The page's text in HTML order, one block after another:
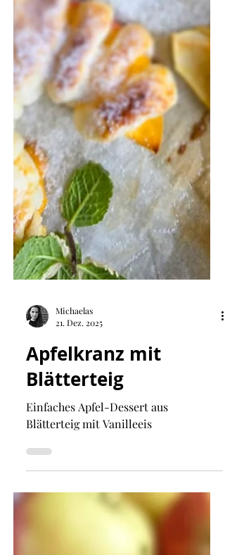
21. Dez. 2025
Apfelkranz mit
Blätterteig
Einfaches Apfel-Dessert aus
Blätterteig mit Vanilleeis